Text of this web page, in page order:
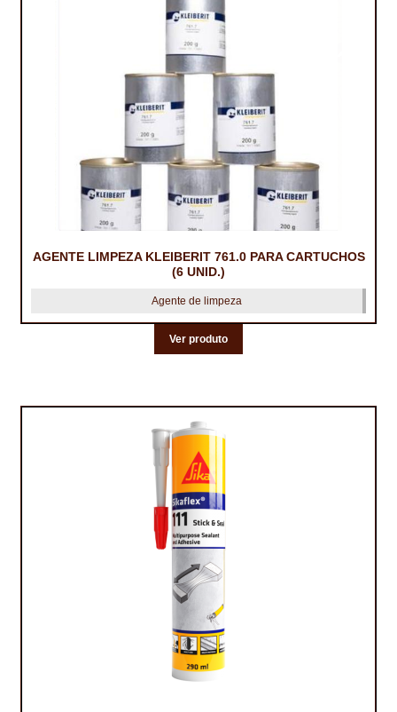
AGENTE LIMPEZA KLEIBERIT 761.0 PARA CARTUCHOS
(6 UNID.)
Agente de limpeza
Ver produto